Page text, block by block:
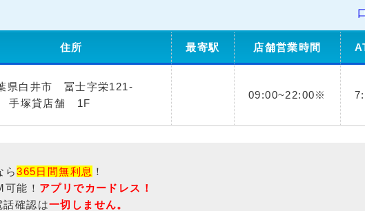
住所 最寄駅 店舗営業時間
県白井市 冨士字栄121-
手塚貸店舗 1F
09:00~22:00※
ら365日間無利息 ！
可能！ アプリでカードレス！
話確認は一切しません。